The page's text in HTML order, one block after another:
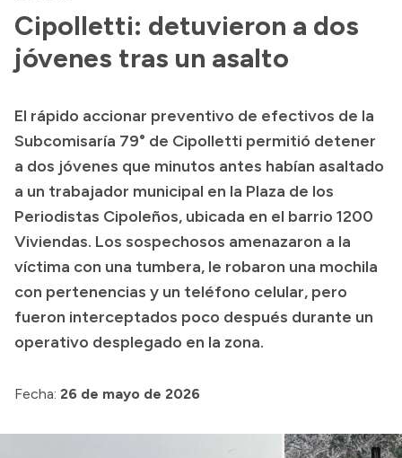
Delegaciones
Normativa
Transparencia
Presupuesto
Boletín Oficial
Compras y licitaciones
Consulta de expedientes
Consulta de pago a proveedores
Convocatorias
Intranet
Login
Cipolletti: detuvieron a dos
jóvenes tras un asalto
El rápido accionar preventivo de efectivos de la
Subcomisaría 79° de Cipolletti permitió detener
a dos jóvenes que minutos antes habían asaltado
a un trabajador municipal en la Plaza de los
Periodistas Cipoleños, ubicada en el barrio 1200
Viviendas. Los sospechosos amenazaron a la
víctima con una tumbera, le robaron una mochila
con pertenencias y un teléfono celular, pero
fueron interceptados poco después durante un
operativo desplegado en la zona.
Fecha: 26 de mayo de 2026